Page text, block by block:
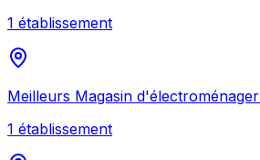
1 établissement
Meilleurs Magasin d'électroménager
1 établissement